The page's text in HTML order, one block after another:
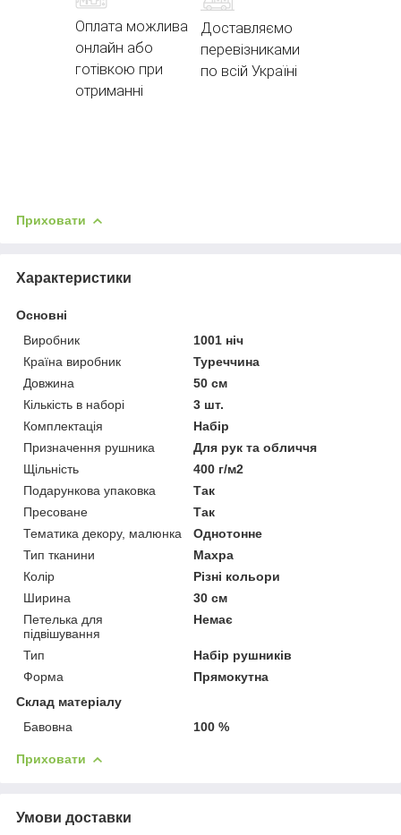
Оплата можлива
онлайн або
готівкою при
отриманні
Доставляємо
перевізниками
по всій Україні
Приховати
Характеристики
Основні
Виробник
1001 ніч
Країна виробник
Туреччина
Довжина
50 см
Кількість в наборі
3 шт.
Комплектація
Набір
Призначення рушника
Для рук та обличчя
Щільність
400 г/м2
Подарункова упаковка
Так
Пресоване
Так
Тематика декору, малюнка
Однотонне
Тип тканини
Махра
Колір
Різні кольори
Ширина
30 см
Петелька для
підвішування
Немає
Тип
Набір рушників
Форма
Прямокутна
Склад матеріалу
Бавовна
100 %
Приховати
Умови доставки